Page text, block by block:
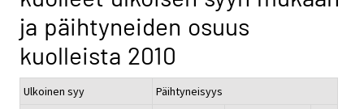
ja päihtyneiden osuus
kuolleista 2010
Ulkoinen syy
Päihtyneisyys